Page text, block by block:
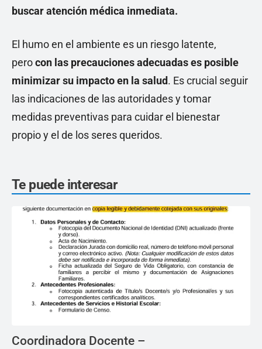
buscar atención médica inmediata.
El humo en el ambiente es un riesgo latente,
perocon las precauciones adecuadas es posible
minimizar su impacto en la salud. Es crucial seguir
las indicaciones de las autoridades y tomar
medidas preventivas para cuidar el bienestar
propio y el de los seres queridos.
Te puede interesar
Coordinadora Docente –